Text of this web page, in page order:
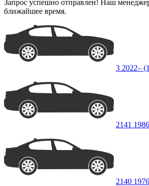
Запрос успешно отправлен! Наш
ближайшее время.
3 2022–
2141
2140